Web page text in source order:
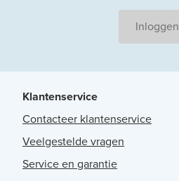
Inloggen
Klantenservice
Contacteer klantenservice
Veelgestelde vragen
Service en garantie